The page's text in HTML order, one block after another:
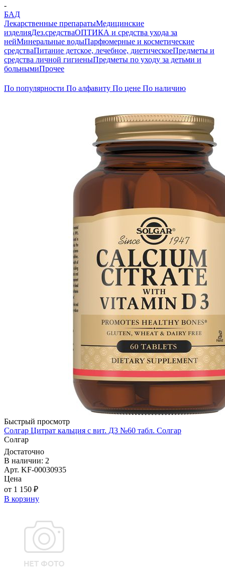
-
БАД
Лекарственные препаратыМедицинские
изделияДез.средстваОПТИКА и средства ухода за
нейМинеральные водыПарфюмерные и косметические
средстваПитание детское, лечебное, диетическоеПредметы и
средства личной гигиеныПредметы по уходу за детьми и
больнымиПрочее
По популярности По алфавиту По цене По наличию
Быстрый просмотр
Солгар Цитрат кальция с вит. Д3 №60 табл. Солгар
Солгар
Достаточно
В наличии: 2
Арт. KF-00030935
Цена
от 1 150 ₽
В корзину